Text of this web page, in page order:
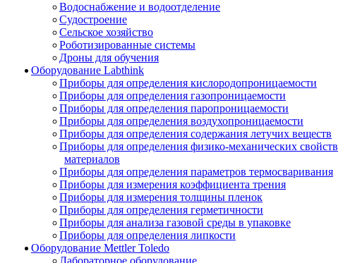
Водоснабжение и водоотделение
Судостроение
Сельское хозяйство
Роботизированные системы
Дроны для обучения
Оборудование Labthink
Приборы для определения кислородопроницаемости
Приборы для определения газопроницаемости
Приборы для определения паропроницаемости
Приборы для определения воздухопроницаемости
Приборы для определения содержания летучих веществ
Приборы для определения физико-механических свойств
материалов
Приборы для определения параметров термосваривания
Приборы для измерения коэффициента трения
Приборы для измерения толщины пленок
Приборы для определения герметичности
Приборы для анализа газовой среды в упаковке
Приборы для определения липкости
Оборудование Mettler Toledo
Лабораторное оборудование